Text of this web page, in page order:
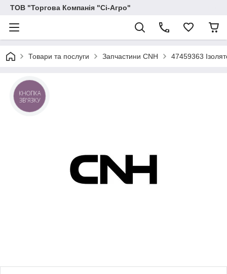
ТОВ "Торгова Компанія "Сі-Агро"
Товари та послуги Запчастини CNH 47459363
КНОПКА
ЗВ'ЯЗКУ